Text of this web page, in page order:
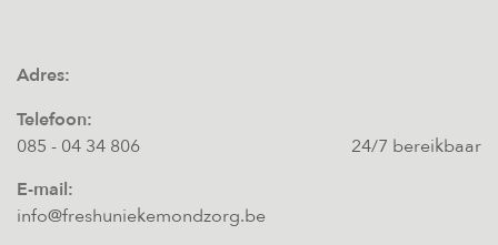
Adres:
Telefoon:
085 - 04 34 806
24/7 bereikbaar
E-mail:
info@freshuniekemondzorg.be